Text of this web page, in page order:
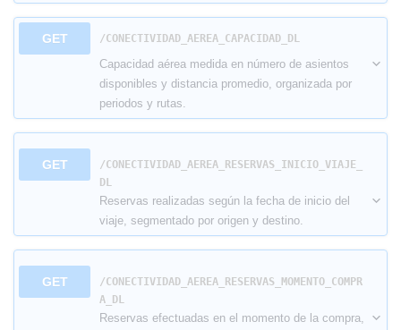
GET ​/CONECTIVIDAD_AEREA_CAPACIDAD_DL
Capacidad aérea medida en número de asientos
disponibles y distancia promedio, organizada por
periodos y rutas.
GET
/CONECTIVIDAD_AEREA_RESERVAS_INICIO_VIAJE_
DL
Reservas realizadas según la fecha de inicio del
viaje, segmentado por origen y destino.
GET
/CONECTIVIDAD_AEREA_RESERVAS_MOMENTO_COMPR
A_DL
Reservas efectuadas en el momento de la compra,